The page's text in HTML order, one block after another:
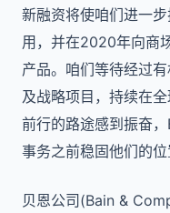
新融资将使咱们进一
用，并在2020年向商
产品。咱们等待经过
及战略项目，持续在
前行的路途感到振奋
事务之前稳固他们的位
贝恩公司(Bain &